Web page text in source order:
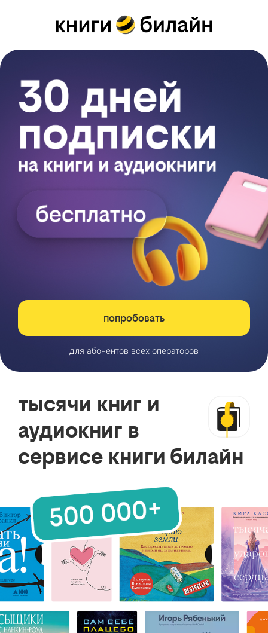
попробовать
для абонентов всех операторов
тысячи книг и
аудиокниг в
сервисе книги билайн